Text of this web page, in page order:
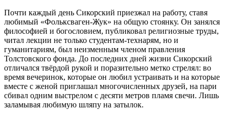
Почти каждый день Сикорский приезжал на работу, ставя
любимый «Фольксваген-Жук» на общую стоянку. Он занялся
философией и богословием, публиковал религиозные труды,
читал лекции не только студентам-технарям, но и
гуманитариям, был неизменным членом правления
Толстовского фонда. До последних дней жизни Сикорский
отличался твёрдой рукой и поразительно метко стрелял: во
время вечеринок, которые он любил устраивать и на которые
вместе с женой приглашал многочисленных друзей, на пари
сбивал одним выстрелом с десяти метров пламя свечи. Лишь
заламывая любимую шляпу на затылок.